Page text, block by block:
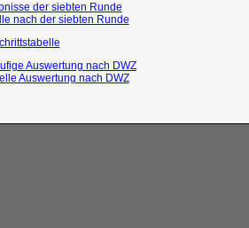
der siebten Runde
nach der siebten Runde
Auswertung nach DWZ
Auswertung nach DWZ